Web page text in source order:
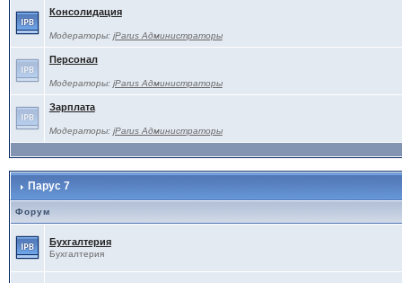
Консолидация
Модераторы: jParus Администраторы
Персонал
Модераторы: jParus Администраторы
Зарплата
Модераторы: jParus Администраторы
Парус 7
Форум
Бухгалтерия
Бухгалтерия